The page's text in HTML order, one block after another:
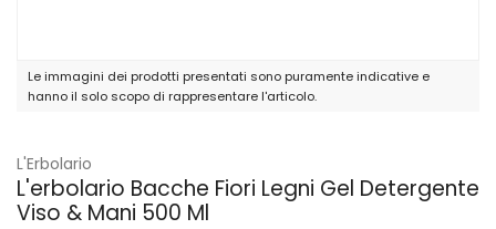
Le immagini dei prodotti presentati sono puramente indicative e
hanno il solo scopo di rappresentare l'articolo.
L'Erbolario
L'erbolario Bacche Fiori Legni Gel Detergente
Viso & Mani 500 Ml